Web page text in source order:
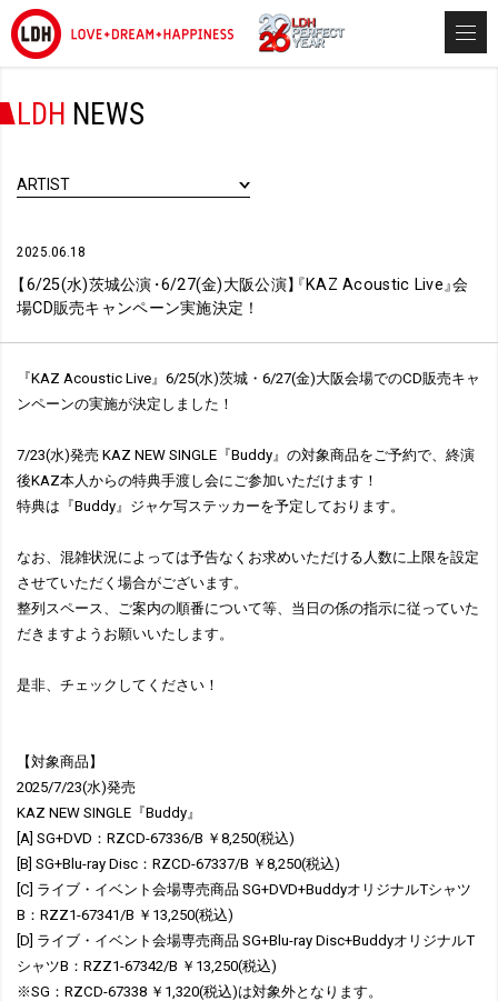
LDH NEWS
ARTIST
2025.06.18
【6/25(水)茨城公演・6/27(金)大阪公演】
『KAZ Acoustic Live』会
場CD販売キャンペーン実施決定！
『KAZ Acoustic Live』6/25(水)茨城・6/27(金)大阪会場でのCD販売キャ
ンペーンの実施が決定しました！
7/23(水)発売 KAZ NEW SINGLE『Buddy』の対象商品をご予約で、終演
後KAZ本人からの特典手渡し会にご参加いただけます！
特典は『Buddy』ジャケ写ステッカーを予定しております。
なお、混雑状況によっては予告なくお求めいただける人数に上限を設定
させていただく場合がございます。
整列スペース、ご案内の順番について等、当日の係の指示に従っていた
だきますようお願いいたします。
是非、チェックしてください！
【対象商品】
2025/7/23(水)発売
KAZ NEW SINGLE『Buddy』
[A] SG+DVD：RZCD-67336/B ￥8,250(税込)
[B] SG+Blu-ray Disc：RZCD-67337/B ￥8,250(税込)
[C] ライブ・イベント会場専売商品 SG+DVD+BuddyオリジナルTシャツ
B：RZZ1-67341/B ￥13,250(税込)
[D] ライブ・イベント会場専売商品 SG+Blu-ray Disc+BuddyオリジナルT
シャツB：RZZ1-67342/B ￥13,250(税込)
※SG：RZCD-67338 ￥1,320(税込)は対象外となります。